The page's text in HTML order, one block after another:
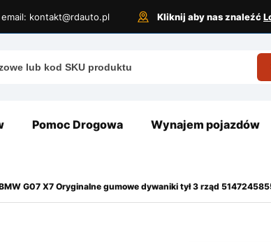
email: kontakt@rdauto.pl Kliknij aby nas znaleźć
Pomoc Drogowa Wynajem pojazdów
G07 X7 Oryginalne gumowe dywaniki tył 3 rząd